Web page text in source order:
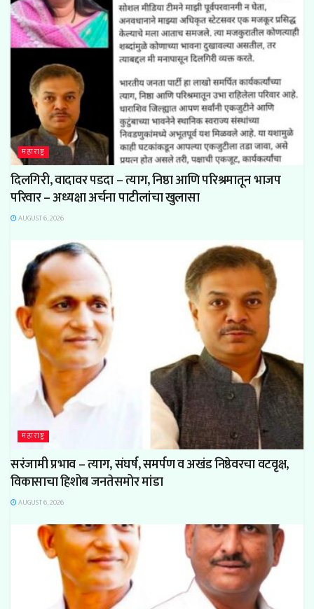
महाराष्ट्र
दिलगिरी, वादावर पडदा – त्याग, निष्ठा आणि परिश्रमातून भाजप
परिवार – अध्यक्षा अर्चना पाटीलांचा खुलासा
AUGUST 6, 2026
महाराष्ट्र
सरंजामी प्रभाव – त्याग, संघर्ष, समर्पण व अखंड निष्ठेवरचा वटवृक्ष,
विकासाचा हिशोब जनतेसमोर मांडा
AUGUST 6, 2026